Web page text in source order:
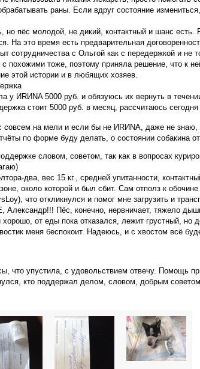
раны. Если вдруг состояние
но пёс молодой, не дикий, контактный и шанс
На это время есть предварительная
сотрудничества с Ольгой как с передержкой и не
похожими тоже, поэтому приняла решение, что к
этой истории и в любящих хозяев.
у ИRИNA 5000 руб. и обязуюсь их вернуть в
стоит 5000 руб. в месяц, рассчитаюсь
совсем на мели и если бы не ИRИNA, даже не
по форме буду делать, о состоянии собакина
словом, советом, так как в вопросах
два, вес 15 кг., средней упитанности,
около которой и был сбит. Сам отполз к
что откликнулся и помог мне загрузить и
Пёс, конечно, нервничает, тяжело
хорошо, от еды пока отказался, лежит грустный, но
меня беспокоит. Надеюсь, и с хвостом всё
что упустила, с удовольствием отвечу.
кто поддержал делом, словом, добрым